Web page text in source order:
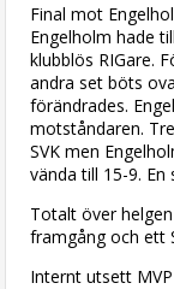
Final mot
Engelholm hade
klubblös RIGare.
andra set böts
förändrades.
motståndaren.
SVK men
vända till 15-9.
Totalt över
framgång och ett
Internt utsett